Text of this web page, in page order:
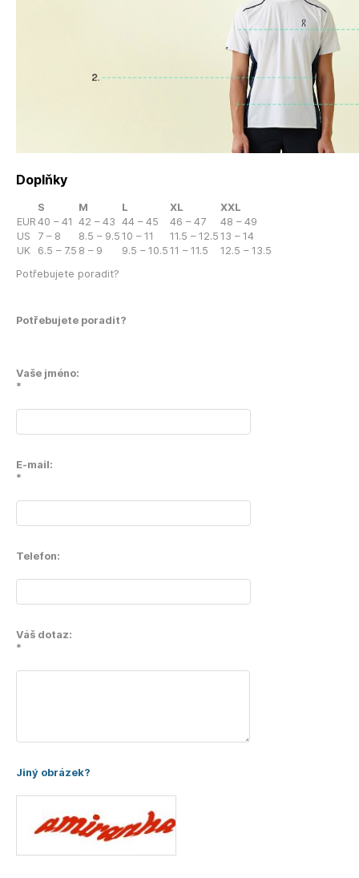
Doplňky
S M L XL
XXL
EUR 40 – 41 42 – 43 44 – 45 46 – 47
48 – 49
US
7 – 8 8.5 – 9.5 10 – 11 11.5 – 12.5 13 – 14
UK
6.5 – 7.5 8 – 9 9.5 – 10.5 11 – 11.5
12.5 – 13.5
Potřebujete poradit?
Potřebujete poradit?
Vaše jméno:
*
E-mail:
*
Telefon:
Váš dotaz:
*
Jiný obrázek?